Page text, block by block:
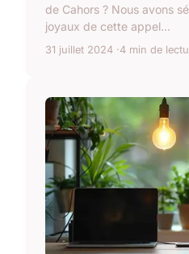
de Cahors ? Nous avons
joyaux de cette appel...
31 juillet 2024 4 min de